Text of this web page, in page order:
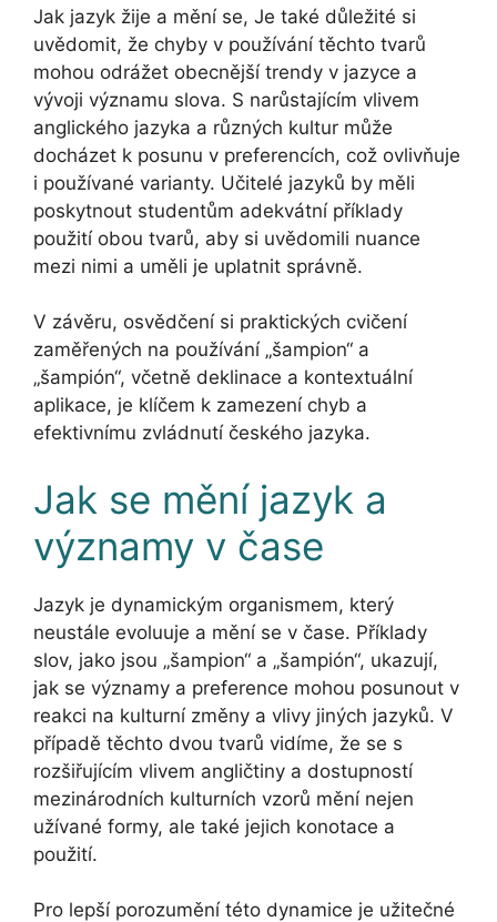
Jak jazyk žije a mění se, Je také důležité si
uvědomit, že chyby v používání těchto tvarů
mohou odrážet obecnější trendy v jazyce a
vývoji významu slova. S narůstajícím vlivem
anglického jazyka a různých kultur může
docházet k posunu v preferencích, což ovlivňuje
i používané varianty. Učitelé jazyků by měli
poskytnout studentům adekvátní příklady
použití obou tvarů, aby si uvědomili nuance
mezi nimi a uměli je uplatnit správně.
V závěru, osvědčení si praktických cvičení
zaměřených na používání „šampion“ a
„šampión“, včetně deklinace a kontextuální
aplikace, je klíčem k zamezení chyb a
efektivnímu zvládnutí českého jazyka.
Jak se mění jazyk a
významy v čase
Jazyk je dynamickým organismem, který
neustále evoluuje a mění se v čase. Příklady
slov, jako jsou „šampion“ a „šampión“, ukazují,
jak se významy a preference mohou posunout v
reakci na kulturní změny a vlivy jiných jazyků. V
případě těchto dvou tvarů vidíme, že se s
rozšiřujícím vlivem angličtiny a dostupností
mezinárodních kulturních vzorů mění nejen
užívané formy, ale také jejich konotace a
použití.
Pro lepší porozumění této dynamice je užitečné